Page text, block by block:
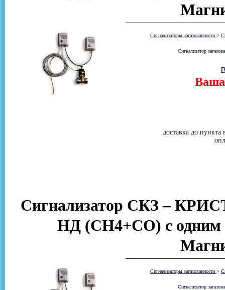
Сигнализаторы загазованности >
Сигнализатор
Ваша
доставка до
Сигнализатор СКЗ –
НД (СН4+CO) с одним
Сигнализаторы загазованности >
Сигнализатор